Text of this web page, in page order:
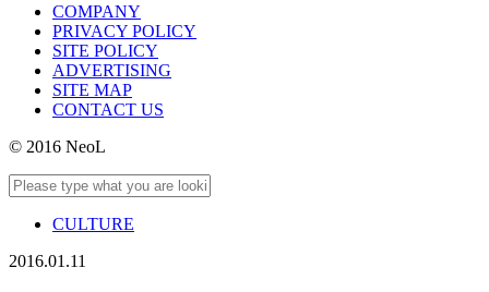
COMPANY
PRIVACY POLICY
SITE POLICY
ADVERTISING
SITE MAP
CONTACT US
© 2016 NeoL
CULTURE
2016.01.11